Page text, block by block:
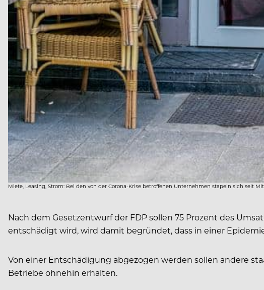
Miete, Leasing, Strom: Bei den von der Corona-Krise betroffenen Unternehmen stapeln sich seit
Nach dem Gesetzentwurf der FDP sollen 75 Prozent des
entschädigt wird, wird damit begründet, dass in einer
Von einer Entschädigung abgezogen werden sollen andere
Betriebe ohnehin erhalten.